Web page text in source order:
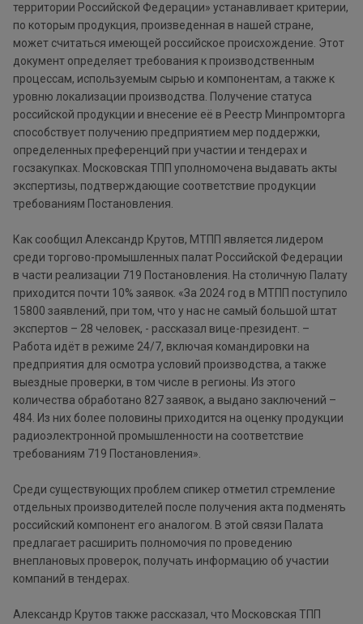
территории Российской Федерации» устанавливает критерии,
по которым продукция, произведенная в нашей стране,
может считаться имеющей российское происхождение. Этот
документ определяет требования к производственным
процессам, используемым сырью и компонентам, а также к
уровню локализации производства. Получение статуса
российской продукции и внесение её в Реестр Минпромторга
способствует получению предприятием мер поддержки,
определенных преференций при участии и тендерах и
госзакупках. Московская ТПП уполномочена выдавать акты
экспертизы, подтверждающие соответствие продукции
требованиям Постановления.
Как сообщил Александр Крутов, МТПП является лидером
среди торгово-промышленных палат Российской Федерации
в части реализации 719 Постановления. На столичную Палату
приходится почти 10% заявок. «За 2024 год в МТПП поступило
15800 заявлений, при том, что у нас не самый большой штат
экспертов – 28 человек, - рассказал вице-президент. –
Работа идёт в режиме 24/7, включая командировки на
предприятия для осмотра условий производства, а также
выездные проверки, в том числе в регионы. Из этого
количества обработано 827 заявок, а выдано заключений –
484. Из них более половины приходится на оценку продукции
радиоэлектронной промышленности на соответствие
требованиям 719 Постановления».
Среди существующих проблем спикер отметил стремление
отдельных производителей после получения акта подменять
российский компонент его аналогом. В этой связи Палата
предлагает расширить полномочия по проведению
внеплановых проверок, получать информацию об участии
компаний в тендерах.
Александр Крутов также рассказал, что Московская ТПП